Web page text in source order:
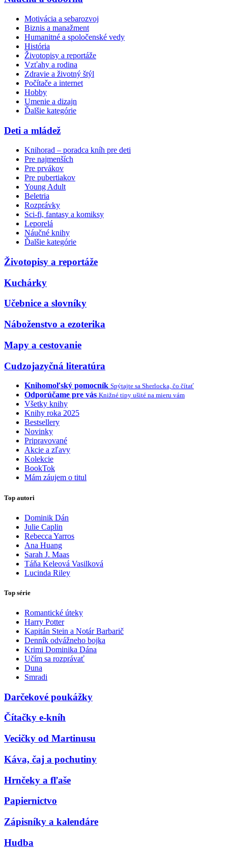
Motivácia a sebarozvoj
Biznis a manažment
Humanitné a spoločenské vedy
História
Životopisy a reportáže
Vzťahy a rodina
Zdravie a životný štýl
Počítače a internet
Hobby
Umenie a dizajn
Ďalšie kategórie
Deti a mládež
Knihorad – poradca kníh pre deti
Pre najmenších
Pre prvákov
Pre pubertiakov
Young Adult
Beletria
Rozprávky
Sci-fi, fantasy a komiksy
Leporelá
Náučné knihy
Ďalšie kategórie
Životopisy a reportáže
Kuchárky
Učebnice a slovníky
Náboženstvo a ezoterika
Mapy a cestovanie
Cudzojazyčná literatúra
Knihomoľský pomocník Spýtajte sa Sherlocka, čo čítať
Odporúčame pre vás Knižné tipy ušité na mieru vám
Všetky knihy
Knihy roka 2025
Bestsellery
Novinky
Pripravované
Akcie a zľavy
Kolekcie
BookTok
Mám záujem o titul
Top autori
Dominik Dán
Julie Caplin
Rebecca Yarros
Ana Huang
Sarah J. Maas
Táňa Keleová Vasilková
Lucinda Riley
Top série
Romantické úteky
Harry Potter
Kapitán Stein a Notár Barbarič
Denník odvážneho bojka
Krimi Dominika Dána
Učím sa rozprávať
Duna
Smradi
Darčekové poukážky
Čítačky e-kníh
Vecičky od Martinusu
Káva, čaj a pochutiny
Hrnčeky a fľaše
Papiernictvo
Zápisníky a kalendáre
Hudba